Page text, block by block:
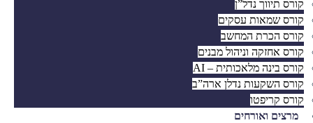
קורס תיווך נדל”ן
קורס שמאות עסקים
קורס הכרת המחשב
קורס אחזקה וניהול מבנים
קורס בינה מלאכותית – AI
קורס השקעות נדלן ארה”ב
קורס קריפטו
מרצים ואורחים